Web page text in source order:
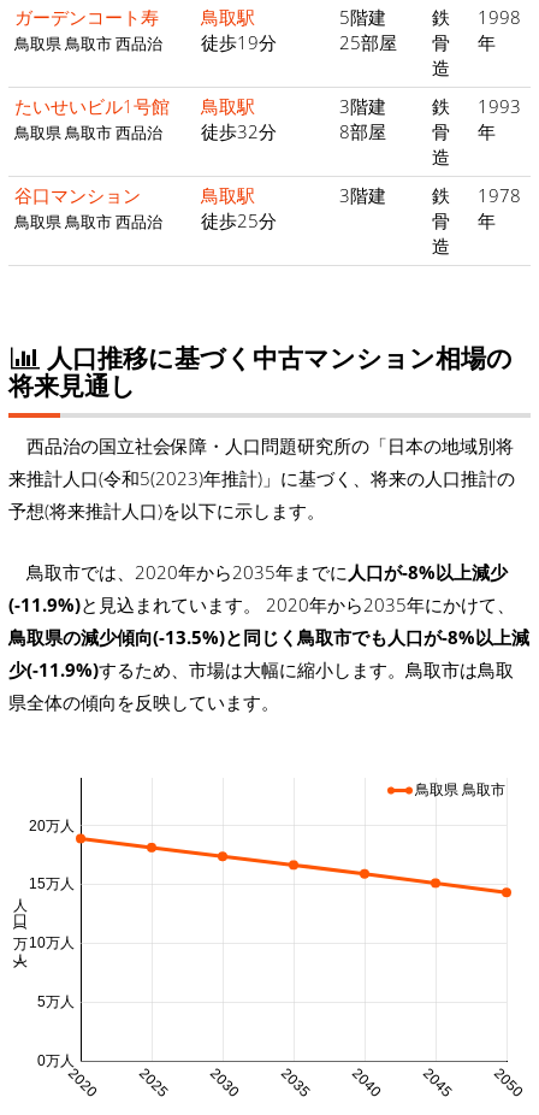
ガーデンコート寿
鳥取県 鳥取市 西品治
鳥取駅
徒歩19分
5階建
25部屋
鉄
骨
造
1998
年
たいせいビル1号館
鳥取県 鳥取市 西品治
鳥取駅
徒歩32分
3階建
8部屋
鉄
骨
造
1993
年
谷口マンション
鳥取県 鳥取市 西品治
鳥取駅
徒歩25分
3階建
鉄
骨
造
1978
年
人口推移に基づく中古マンション相場の
将来見通し
西品治の国立社会保障・人口問題研究所の「日本の地域別将
来推計人口(令和5(2023)年推計)」に基づく、将来の人口推計の
予想(将来推計人口)を以下に示します。
鳥取市では、2020年から2035年までに 人口が-8%以上減少
(-11.9%)と見込まれています。 2020年から2035年にかけて、
鳥取県の減少傾向(-13.5%)と同じく鳥取市でも人口が-8%以上減
少(-11.9%)するため、市場は大幅に縮小します。鳥取市は鳥取
県全体の傾向を反映しています。
2020 2025 2030 2035 2040 2045 2050
0万人
5万人
10万人
15万人
20万人
人口 (万人)
鳥取県 鳥取市